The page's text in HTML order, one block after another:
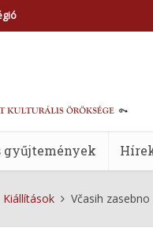
Kiállítások Včasih